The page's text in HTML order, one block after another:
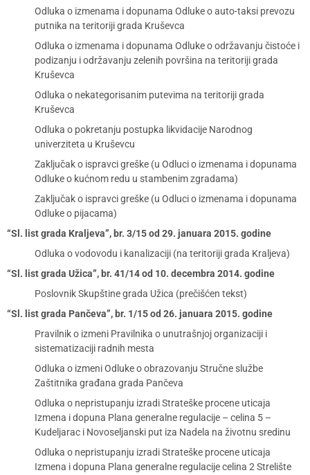
Odluka o izmenama i dopunama Odluke o auto-taksi prevozu
putnika na teritoriji grada Kruševca
Odluka o izmenama i dopunama Odluke o održavanju čistoće i
podizanju i održavanju zelenih površina na teritoriji grada
Kruševca
Odluka o nekategorisanim putevima na teritoriji grada
Kruševca
Odluka o pokretanju postupka likvidacije Narodnog
univerziteta u Kruševcu
Zaključak o ispravci greške (u Odluci o izmenama i dopunama
Odluke o kućnom redu u stambenim zgradama)
Zaključak o ispravci greške (u Odluci o izmenama i dopunama
Odluke o pijacama)
“Sl. list grada Kraljeva”, br. 3/15 od 29. januara 2015. godine
Odluka o vodovodu i kanalizaciji (na teritoriji grada Kraljeva)
“Sl. list grada Užica”, br. 41/14 od 10. decembra 2014. godine
Poslovnik Skupštine grada Užica (prečišćen tekst)
“Sl. list grada Pančeva”, br. 1/15 od 26. januara 2015. godine
Pravilnik o izmeni Pravilnika o unutrašnjoj organizaciji i
sistematizaciji radnih mesta
Odluka o izmeni Odluke o obrazovanju Stručne službe
Zaštitnika građana grada Pančeva
Odluka o nepristupanju izradi Strateške procene uticaja
Izmena i dopuna Plana generalne regulacije – celina 5 –
Kudeljarac i Novoseljanski put iza Nadela na životnu sredinu
Odluka o nepristupanju izradi Strateške procene uticaja
Izmena i dopuna Plana generalne regulacije celina 2 Strelište